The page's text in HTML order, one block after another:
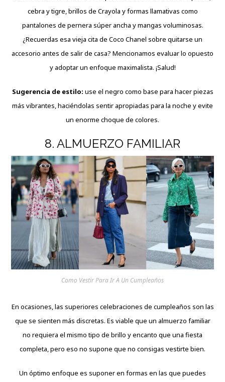
cebra y tigre, brillos de Crayola y formas llamativas como
pantalones de pernera súper ancha y mangas voluminosas.
¿Recuerdas esa vieja cita de Coco Chanel sobre quitarse un
accesorio antes de salir de casa? Mencionamos evaluar lo opuesto
y adoptar un enfoque maximalista. ¡Salud!
Sugerencia de estilo: use el negro como base para hacer piezas
más vibrantes, haciéndolas sentir apropiadas para la noche y evite
un enorme choque de colores.
8. ALMUERZO FAMILIAR
Como Vestir Para Ir A Un Cumpleaños
En ocasiones, las superiores celebraciones de cumpleaños son las
que se sienten más discretas. Es viable que un almuerzo familiar
no requiera el mismo tipo de brillo y encanto que una fiesta
completa, pero eso no supone que no consigas vestirte bien.
Un óptimo enfoque es suponer en formas en las que puedes